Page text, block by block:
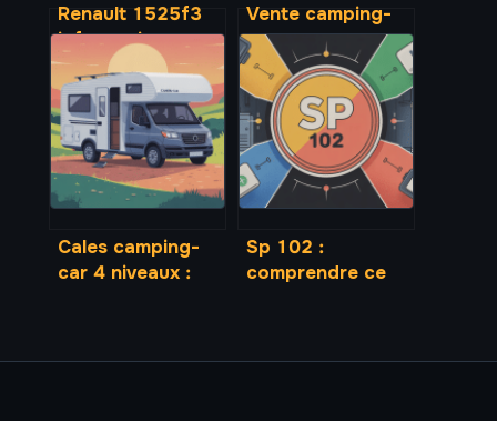
Renault 1525f3
informations
techniques,
fonctions et
conseils
d’utilisation
Vente camping-
car pour cause
décès ou divorce
comment bien
procéder
Cales camping-
car 4 niveaux :
Sp 102 :
comprendre ce